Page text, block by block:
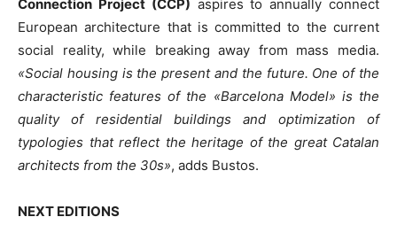
Connection Project (CCP) aspires to annually connect
European architecture that is committed to the current
social reality, while breaking away from mass media.
«Social housing is the present and the future. One of the
characteristic features of the «Barcelona Model» is the
quality of residential buildings and optimization of
typologies that reflect the heritage of the great Catalan
architects from the 30s», adds Bustos.
NEXT EDITIONS